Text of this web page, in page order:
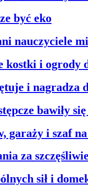
być eko
nauczyciele
kostki i ogrody
i nagradza
bawiły
garaży i szaf
za
sił i